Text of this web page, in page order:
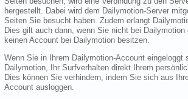
hergestellt. Dabei wird dem Dailymotion-Server
Seiten Sie besucht haben. Zudem erlangt
Dies gilt auch dann, wenn Sie nicht bei Dailymotion
keinen Account bei Dailymotion besitzen.
Wenn Sie in Ihrem Dailymotion-Account eingeloggt
Dailymotion, Ihr Surfverhalten direkt Ihrem
Dies können Sie verhindern, indem Sie sich aus
Account ausloggen.